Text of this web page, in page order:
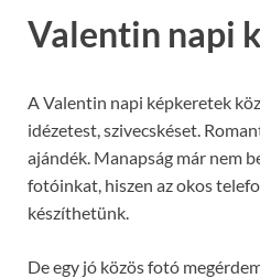
Valentin napi
A Valentin napi képkeretek
idézetest, szivecskéset.
ajándék. Manapság már nem
fotóinkat, hiszen az okos
készíthetünk.
De egy jó közös fotó